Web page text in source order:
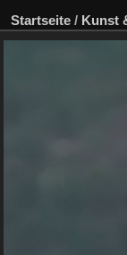
Startseite / Kunst